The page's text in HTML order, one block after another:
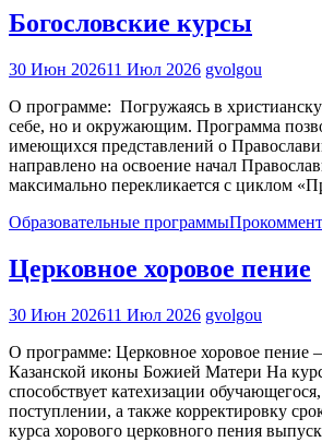
Богословские курсы
30 Июн 202611 Июл 2026 gvolgou
О программе: Погружаясь в
себе, но и окружающим. Программа
имеющихся представлений о
направлено на освоение начал
максимально перекликается с циклом
Образовательные программы
Церковное хоровое пение
30 Июн 202611 Июл 2026 gvolgou
О программе: Церковное хоровое пение
Казанской иконы Божией Матери На
способствует катехизации
поступлении, а также корректировку
курса хорового церковного пения